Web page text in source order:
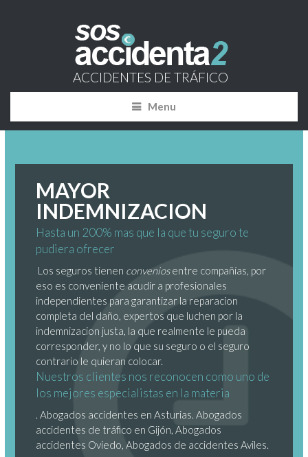
ACCIDENTES DE TRÁFICO
Menu
MAYOR
INDEMNIZACION
Hasta un 200% mas que la que tu seguro te
pudiera ofrecer
Los seguros tienen conveniosentre compañías, por
eso es conveniente acudir a profesionales
independientes para garantizar la reparacion
completa del daño, expertos que luchen por la
indemnizacion justa, la que realmente le pueda
corresponder, y no lo que su seguro o el seguro
contrario le quieran colocar.
Nuestros clientes nos reconocen como uno de
los mejores especialistas en la materia
. Abogados accidentes en Asturias. Abogados
accidentes de tráfico en Gijón, Abogados
accidentes Oviedo, Abogados de accidentes Aviles.